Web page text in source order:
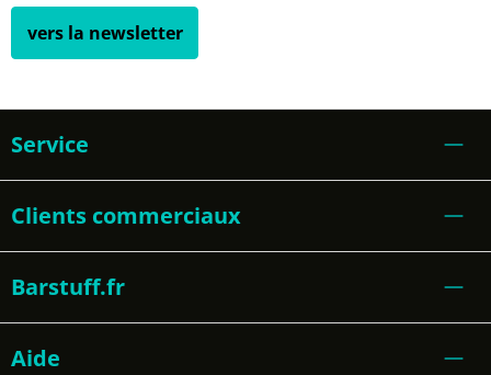
vers la newsletter
Service
Clients commerciaux
Barstuff.fr
Aide